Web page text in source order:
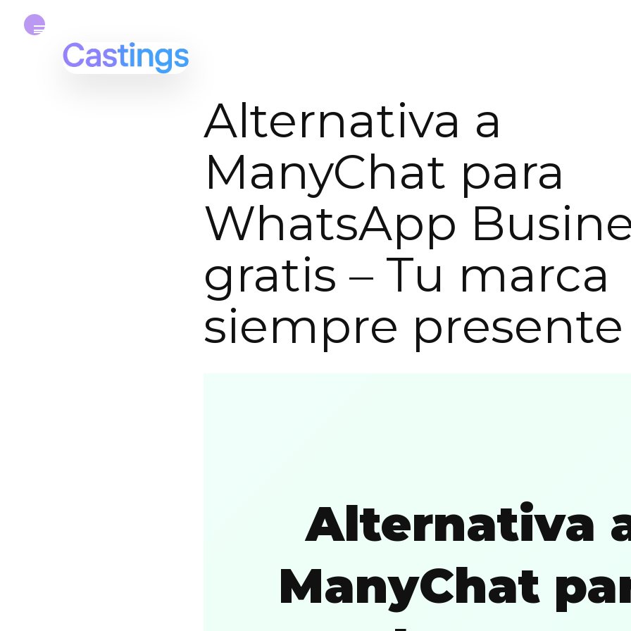
Alternativa a
ManyChat para
WhatsApp
gratis – Tu marca
siempre presente
Alternativa
ManyChat